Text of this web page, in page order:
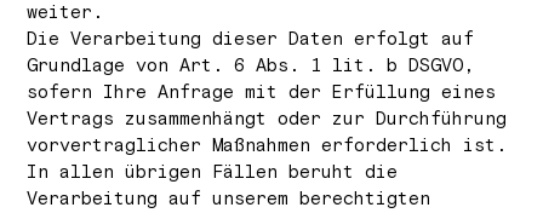
weiter.
Die Verarbeitung dieser Daten erfolgt auf
Grundlage von Art. 6 Abs. 1 lit. b DSGVO,
sofern Ihre Anfrage mit der Erfüllung eines
Vertrags zusammenhängt oder zur Durchführung
vorvertraglicher Maßnahmen erforderlich ist.
In allen übrigen Fällen beruht die
Verarbeitung auf unserem berechtigten